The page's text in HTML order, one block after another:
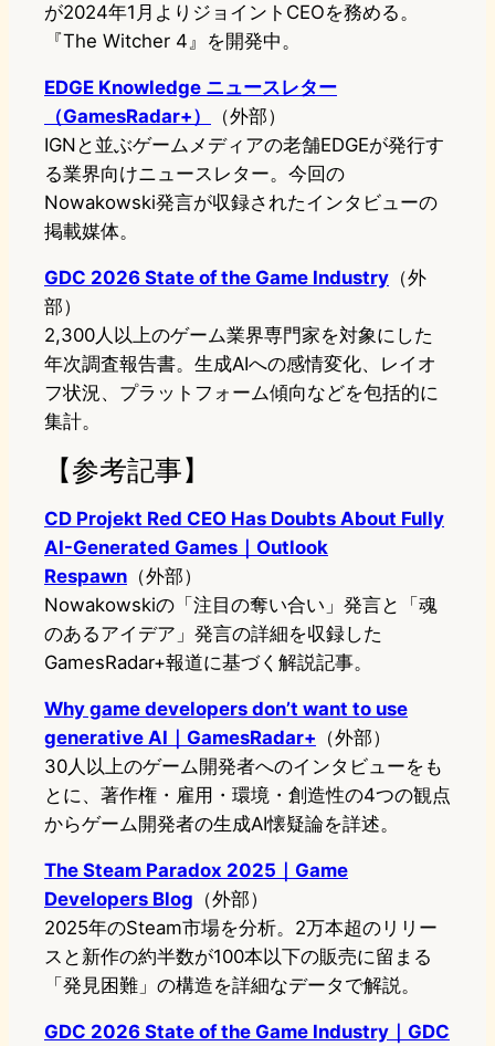
が2024年1月よりジョイントCEOを務める。
『The Witcher 4』を開発中。
EDGE Knowledge ニュースレター
（GamesRadar+）
（外部）
IGNと並ぶゲームメディアの老舗EDGEが発行す
る業界向けニュースレター。今回の
Nowakowski発言が収録されたインタビューの
掲載媒体。
GDC 2026 State of the Game Industry （外
部）
2,300人以上のゲーム業界専門家を対象にした
年次調査報告書。生成AIへの感情変化、レイオ
フ状況、プラットフォーム傾向などを包括的に
集計。
【参考記事】
CD Projekt Red CEO Has Doubts About Fully
AI-Generated Games｜Outlook
Respawn （外部）
Nowakowskiの「注目の奪い合い」発言と「魂
のあるアイデア」発言の詳細を収録した
GamesRadar+報道に基づく解説記事。
Why game developers don’t want to use
generative AI｜GamesRadar+ （外部）
30人以上のゲーム開発者へのインタビューをも
とに、著作権・雇用・環境・創造性の4つの観点
からゲーム開発者の生成AI懐疑論を詳述。
The Steam Paradox 2025｜Game
Developers Blog （外部）
2025年のSteam市場を分析。2万本超のリリー
スと新作の約半数が100本以下の販売に留まる
「発見困難」の構造を詳細なデータで解説。
GDC 2026 State of the Game Industry｜GDC